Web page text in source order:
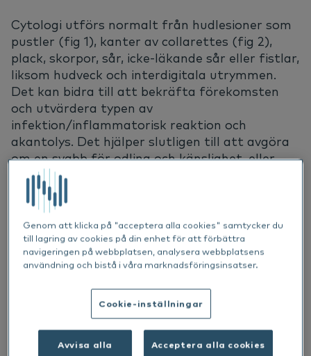
Cytologi utförs normalt från hudlesioner som
pustler (fig 1), kanter av collarettes (fig 2),
plack, skorpor, sår, icke-läkande sår eller fistlar,
liksom hudveck och interdigitala utrymmen.
Det kan bidra till att bekräfta förekomsten
och utvärdera typen av
infektion/inflammatorisk reaktion och
akantolys. Det hjälper slutligen till att avgöra
om en svabb för odling och känslighet, eller
ytterligare diagnostiska tester behövs.
Genom att klicka på "acceptera alla cookies" samtycker du
till lagring av cookies på din enhet för att förbättra
navigeringen på webbplatsen, analysera webbplatsens
användning och bistå i våra marknadsföringsinsatser.
Cookie-inställningar
Avvisa alla Acceptera alla cookies